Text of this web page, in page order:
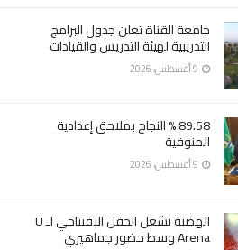
جامعة القناة تعلن جدول البرامج
التدريبية لهيئة التدريس والقيادات
89.58 % النجاح بملاحق إعدادية
المنوفية
الهضبة يشعل الحفل الافتتاحي لـ U
Arena وسط حضور جماهيري